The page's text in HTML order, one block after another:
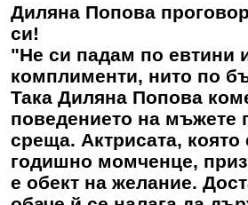
Диляна Попова
си!
"Не си падам по евтини
комплименти, нито по
Така Диляна Попова
поведението на мъжете
среща. Актрисата, която
годишно момченце,
е обект на желание.